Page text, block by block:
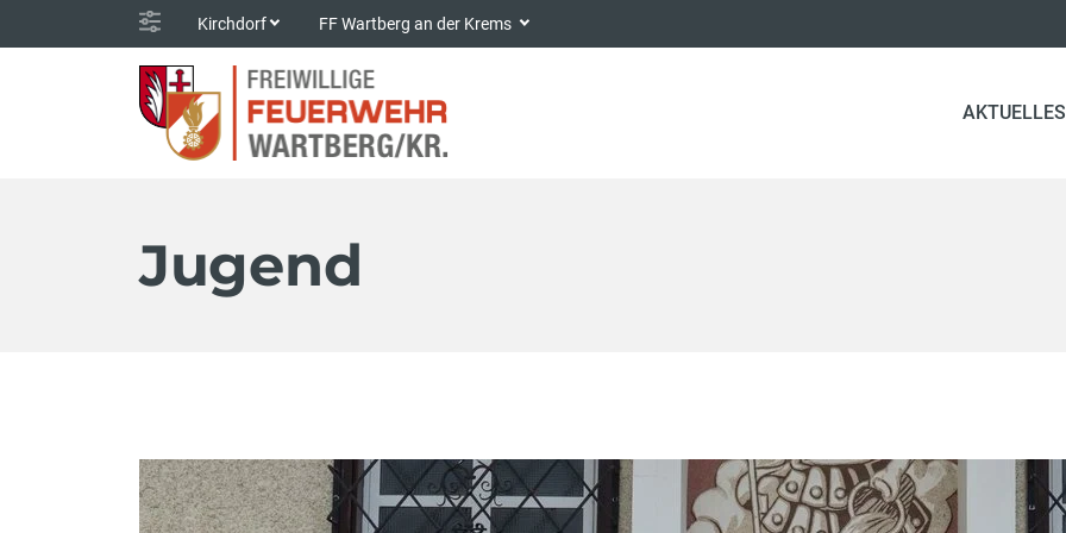
Kirchdorf FF Wartberg an der Krems
AKTUELLES
Jugend